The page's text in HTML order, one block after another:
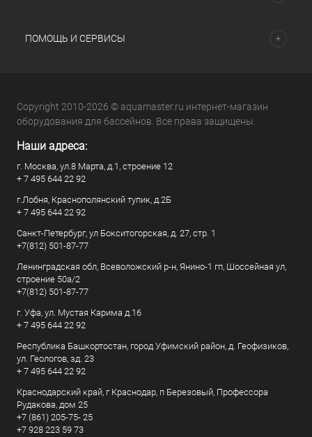
ПОМОЩЬ И СЕРВИСЫ
Copyright 2010-2026 © aquamaster.ru интернет-магазин
оборудования для бассейнов. Все права защищены.
Наши адреса:
г. Москва, ул.8 Марта, д.1, строение 12
+ 7 495 644 22 92
г.Лобня, Краснополянский тупик, д.2Б
+ 7 495 644 22 92
Санкт-Петербург, ул Бокситогорская, д. 27, стр. 1
+7(812) 501-87-77
Ленинградская обл, Всеволожский р-н, Янино-1 гп, Шоссейная ул,
строение 50а/2
+7(812) 501-87-77
г. Уфа, ул. Мустая Карима д.16
+ 7 495 644 22 92
Республика Башкортостан, город Уфимский район, д. Геофизиков,
ул. Геологов, зд. 23
+ 7 495 644 22 92
Краснодарский край, г Краснодар, п Березовый, Профессора
Рудакова, дом 25
+7 (861) 205-75- 25
+7 928 223 59 73